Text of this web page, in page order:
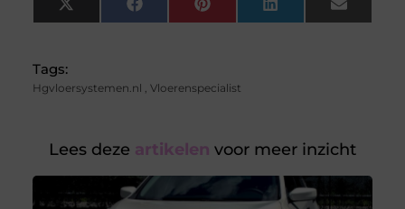
X
(Twitter)
FacebookPinterest LinkedIn Email
Tags:
Hgvloersystemen.nl , Vloerenspecialist
Lees deze artikelen voor meer inzicht